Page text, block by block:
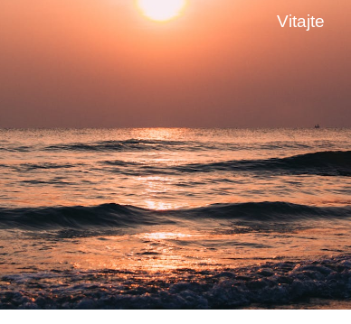
Vitajte